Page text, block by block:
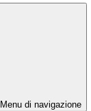
Menu di navigazione